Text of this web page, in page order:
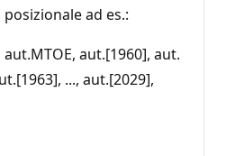
ad es.:
aut.MTOE, aut.[1960], aut.
..., aut.[2029],